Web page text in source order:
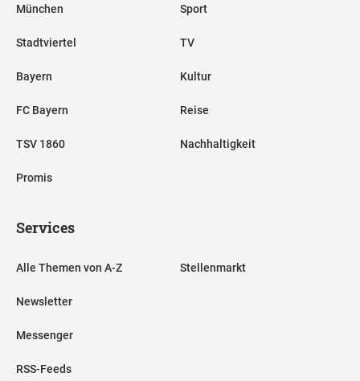
München
Stadtviertel
Bayern
FC Bayern
TSV 1860
Promis
Sport
TV
Kultur
Reise
Nachhaltigkeit
Services
Alle Themen von A-Z
Newsletter
Messenger
RSS-Feeds
Stellenmarkt